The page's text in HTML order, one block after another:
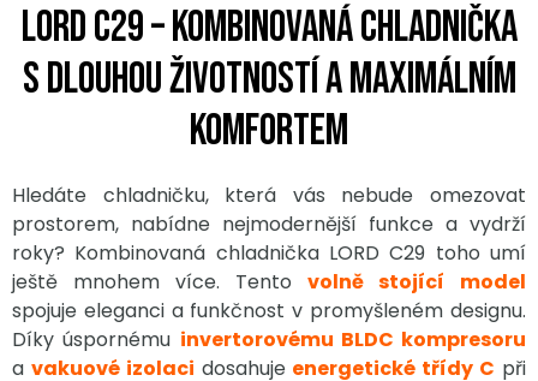
LORD C29 – Kombinovaná chladnička
s dlouhou životností a maximálním
komfortem
Hledáte chladničku, která vás nebude omezovat
prostorem, nabídne nejmodernější funkce a vydrží
roky? Kombinovaná chladnička LORD C29 toho umí
ještě mnohem více. Tento volně stojící
model
spojuje eleganci a funkčnost v promyšleném designu.
Díky úspornému invertorovému BLDC kompresoru
a vakuové izolaci dosahuje energetické třídy C při